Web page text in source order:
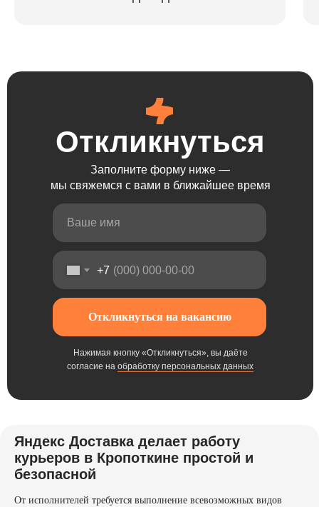
Откликнуться
Заполните форму ниже —
мы свяжемся с вами в ближайшее время
+7
Откликнуться на вакансию
Нажимая кнопку «Откликнуться», вы даёте
согласие на обработку персональных данных
Яндекс Доставка делает работу
курьеров в Кропоткине простой и
безопасной
От исполнителей требуется выполнение всевозможных видов